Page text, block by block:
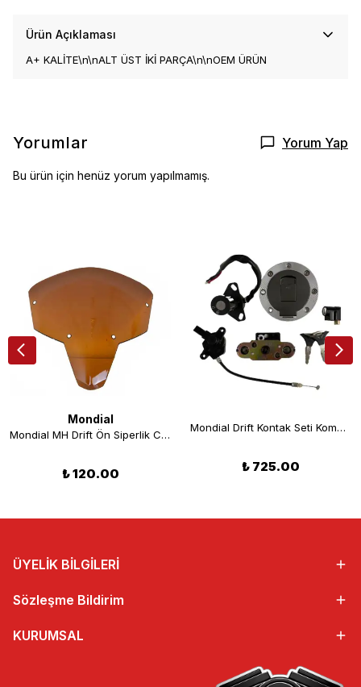
Ürün Açıklaması
A+ KALİTE\n\nALT ÜST İKİ PARÇA\n\nOEM ÜRÜN
Yorumlar Yorum Yap
Bu ürün için henüz yorum yapılmamış.
Mondial
Mondial MH Drift Ön Siperlik Camı
₺ 120.00
Mondial Drift Kontak Seti Komple
₺ 725.00
ÜYELİK BİLGİLERİ
Sözleşme Bildirim
KURUMSAL